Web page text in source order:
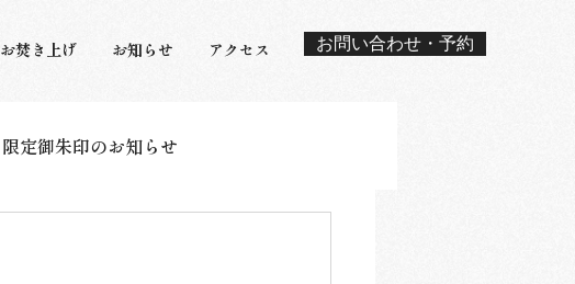
お焚き上げ お知らせ アクセス お問い合わせ・予約
限定御朱印のお知らせ